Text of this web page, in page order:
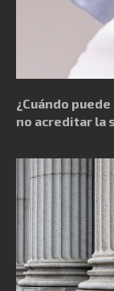
¿Cuándo
no acreditar la